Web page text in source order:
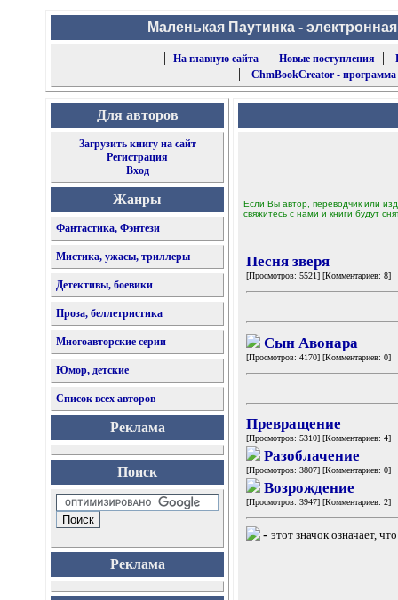
Маленькая Паутинка -
|
На главную сайта| Новые поступления |
| ChmBookCreator -
Для авторов
Загрузить книгу на сайт
Регистрация
Вход
Жанры
Фантастика, Фэнтези
Мистика, ужасы, триллеры
Детективы, боевики
Проза, беллетристика
Многоавторские серии
Юмор, детские
Список всех авторов
Реклама
Поиск
Реклама
Если Вы автор, переводчик или
свяжитесь с нами и книги будут
Песня зверя
[Просмотров: 5521] [Комментариев: 8]
Сын Авонара
[Просмотров: 4170] [Комментариев: 0]
Превращение
[Просмотров: 5310] [Комментариев: 4]
Разоблачение
[Просмотров: 3807] [Комментариев: 0]
Возрождение
[Просмотров: 3947] [Комментариев: 2]
- этот значок означает,